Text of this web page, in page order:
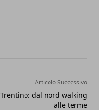
Articolo Successivo
Trentino: dal nord walking
alle terme